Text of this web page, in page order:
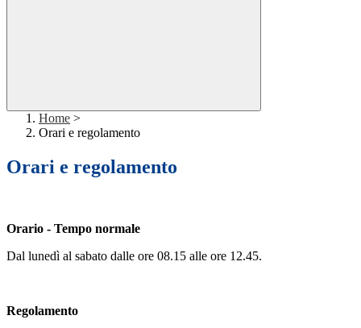
Home >
Orari e regolamento
Orari e regolamento
Orario - Tempo normale
Dal lunedì al sabato dalle ore 08.15 alle ore 12.45.
Regolamento